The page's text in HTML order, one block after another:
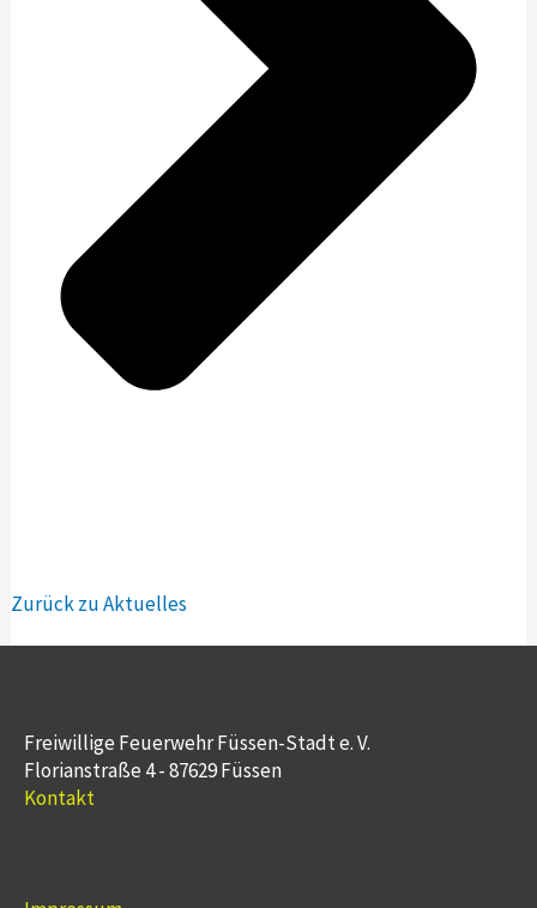
Zurück zu Aktuelles
Freiwillige Feuerwehr Füssen-Stadt e. V.
Florianstraße 4 - 87629 Füssen
Kontakt